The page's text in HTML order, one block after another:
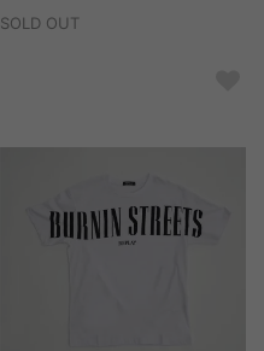
SOLD OUT